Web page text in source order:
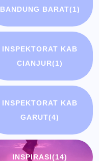
BANDUNG BARAT(1)
INSPEKTORAT KAB
CIANJUR(1)
INSPEKTORAT KAB
GARUT(4)
INSPIRASI(14)